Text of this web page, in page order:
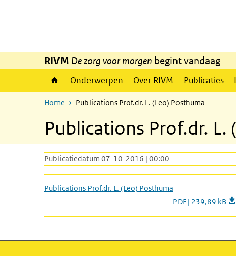
RIVM De zorg voor morgen begint vandaag
Onderwerpen Over RIVM Publicaties
Home Publications Prof.dr. L. (Leo) Posthuma
Publications Prof.dr. L.
Publicatiedatum 07-10-2016 | 00:00
Publications Prof.dr. L. (Leo) Posthuma
PDF | 239,89 kB